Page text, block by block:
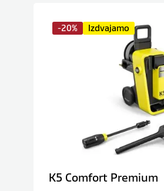
-20% Izdvajamo
K5 Comfort Premium